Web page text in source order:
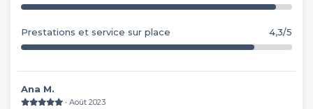
Prestations et service sur place 4,3/5
Ana M.
∙ Août 2023